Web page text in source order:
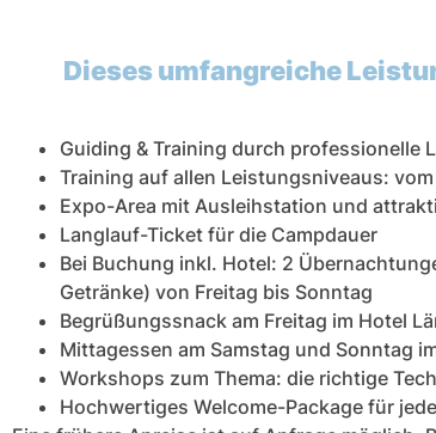
Dieses umfangreiche
Guiding & Training durch professionelle
Training auf allen Leistungsniveaus:
Expo-Area mit Ausleihstation und
Langlauf-Ticket für die Campdauer
Bei Buchung inkl. Hotel: 2
Getränke) von Freitag bis Sonntag
Begrüßungssnack am Freitag im Hotel
Mittagessen am Samstag und Sonntag
Workshops zum Thema: die richtige
Hochwertiges Welcome-Package für